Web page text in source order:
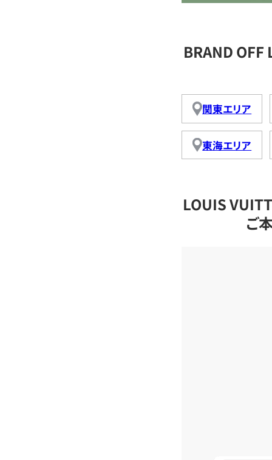
BRAND
関東エリア
東海エリア
LOUIS
ご